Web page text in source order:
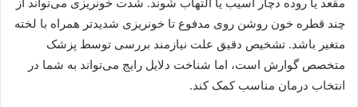
چند قطره خون روشن روی مدفوع تا خونریزی شدیدتر همراه با لخته
متغیر باشد. تشخیص دقیق علت نیازمند بررسی توسط پزشک
متخصص گوارش است، اما شناخت دلایل رایج می‌تواند به شما در
انتخاب درمان مناسب کمک کند.